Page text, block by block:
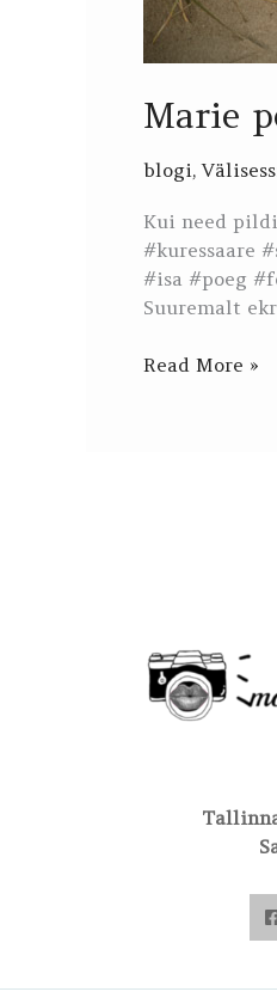
Marie
blogi,
Kui need
#kuressaare
#isa #poeg
Suuremalt
Read More »